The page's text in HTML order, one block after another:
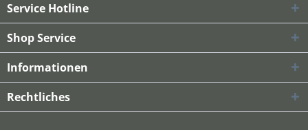
Service Hotline
Shop Service
Informationen
Rechtliches